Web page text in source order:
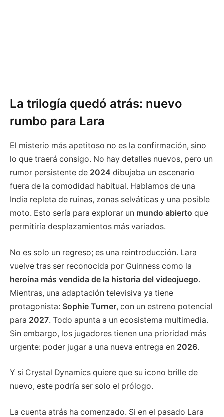
La trilogía quedó atrás: nuevo
rumbo para Lara
El misterio más apetitoso no es la confirmación, sino
lo que traerá consigo. No hay detalles nuevos, pero un
rumor persistente de 2024 dibujaba un escenario
fuera de la comodidad habitual. Hablamos de una
India repleta de ruinas, zonas selváticas y una posible
moto. Esto sería para explorar un mundo abierto que
permitiría desplazamientos más variados.
No es solo un regreso; es una reintroducción. Lara
vuelve tras ser reconocida por Guinness como la
heroína más vendida de la historia del videojuego.
Mientras, una adaptación televisiva ya tiene
protagonista: Sophie Turner, con un estreno potencial
para 2027. Todo apunta a un ecosistema multimedia.
Sin embargo, los jugadores tienen una prioridad más
urgente: poder jugar a una nueva entrega en 2026.
Y si Crystal Dynamics quiere que su icono brille de
nuevo, este podría ser solo el prólogo.
La cuenta atrás ha comenzado. Si en el pasado Lara